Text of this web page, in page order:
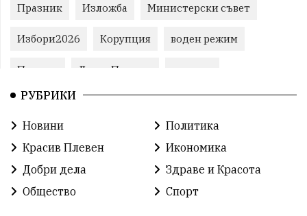
Празник Изложба Министерски съвет
Избори2026 Корупция воден режим
Пожари ЛетниПожари
ОбластПлевен
Красив Плевен МВР
благотворителност Илияна Йотова
Общински съвет Общество Икономика
РУБРИКИ
Новини
Политика
Красив Плевен
Икономика
Добри дела
Здраве и Красота
Общество
Спорт